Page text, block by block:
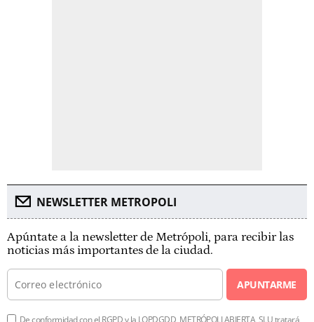
NEWSLETTER METROPOLI
Apúntate a la newsletter de Metrópoli, para recibir las
noticias más importantes de la ciudad.
APUNTARME